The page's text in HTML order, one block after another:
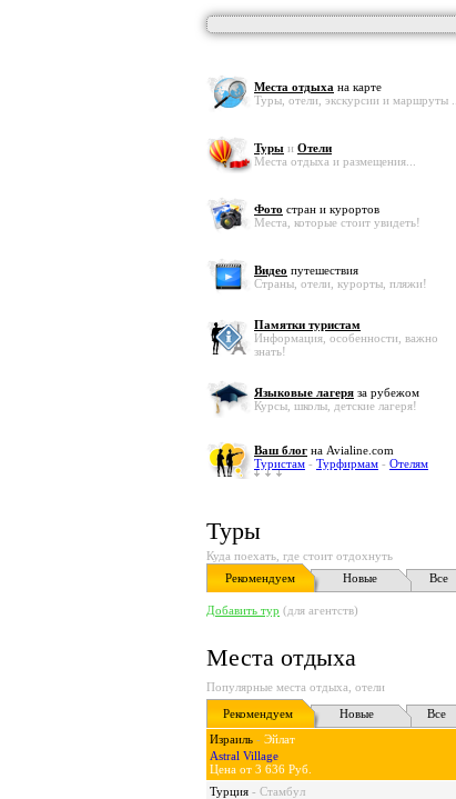
Места отдыха на карте
Туры, отели, экскурсии и маршруты ...
Туры и Отели
Места отдыха и размещения...
Фото стран и курортов
Места, которые стоит увидеть!
Видео путешествия
Страны, отели, курорты, пляжи!
Памятки туристам
Информация, особенности, важно
знать!
Языковые лагеря за рубежом
Курсы, школы, детские лагеря!
Ваш блог на Avialine.com
Туристам - Турфирмам - Отелям
Туры
Куда поехать, где стоит отдохнуть
Рекомендуем
Новые Все
Добавить тур (для агентств)
Места отдыха
Популярные места отдыха, отели
Рекомендуем
Новые
Все
Израиль - Эйлат
Astral Village
Цена от 3 636 Руб.
Турция - Стамбул